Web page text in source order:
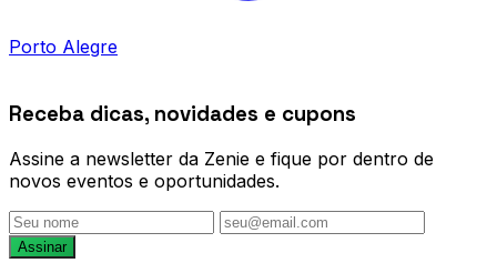
Porto Alegre
Receba dicas, novidades e cupons
Assine a newsletter da Zenie e fique por dentro de
novos eventos e oportunidades.
Assinar